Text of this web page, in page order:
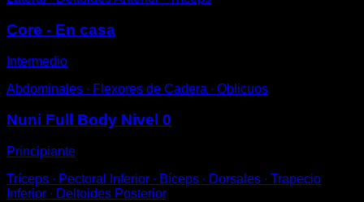
Core - En casa
Intermedio
Abdominales ∙ Flexores de Cadera ∙ Oblicuos
Nuni Full Body Nivel 0
Principiante
Tríceps ∙ Pectoral Inferior ∙ Bíceps ∙ Dorsales ∙ Trapecio
Inferior ∙ Deltoides Posterior